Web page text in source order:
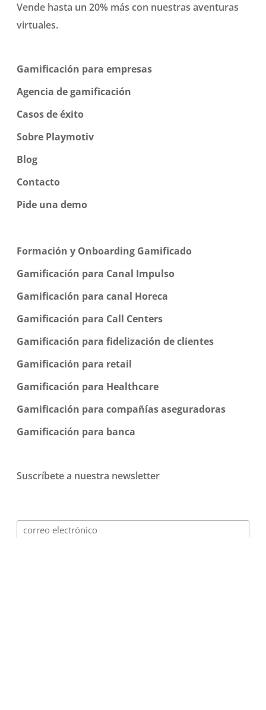
Vende hasta un 20% más con nuestras aventuras
virtuales.
Gamificación para empresas
Agencia de gamificación
Casos de éxito
Sobre Playmotiv
Blog
Contacto
Pide una demo
Formación y Onboarding Gamificado
Gamificación para Canal Impulso
Gamificación para canal Horeca
Gamificación para Call Centers
Gamificación para fidelización de clientes
Gamificación para retail
Gamificación para Healthcare
Gamificación para compañías aseguradoras
Gamificación para banca
Suscríbete a nuestra newsletter